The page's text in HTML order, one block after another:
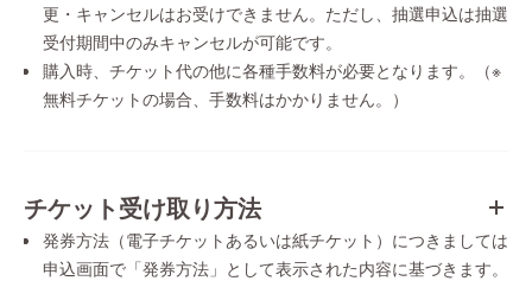
更・キャンセルはお受けできません。ただし、抽選申込は抽選
受付期間中のみキャンセルが可能です。
購入時、チケット代の他に各種手数料が必要となります。（※
無料チケットの場合、手数料はかかりません。）
チケット受け取り方法
発券方法（電子チケットあるいは紙チケット）につきましては
申込画面で「発券方法」として表示された内容に基づきます。